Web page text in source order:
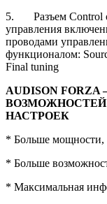
5. Разъем Control с
управления
проводами
функционалом:
Final tuning
AUDISON
ВОЗМОЖНОСТЕЙ
НАСТРОЕК
* Больше мощности,
* Больше
* Максимальная